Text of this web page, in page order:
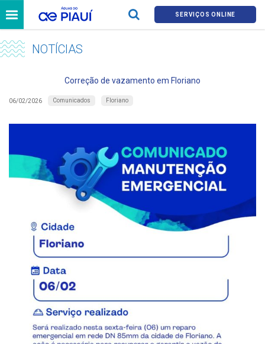
SERVIÇOS ONLINE
NOTÍCIAS
Correção de vazamento em Floriano
06/02/2026 Comunicados Floriano